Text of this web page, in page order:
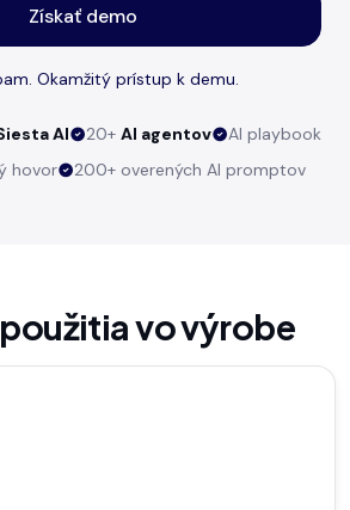
Získať demo
Okamžitý prístup k demu.
AI 20+ AI agentov
AI playbook
hovor 200+ overených AI promptov
vo výrobe